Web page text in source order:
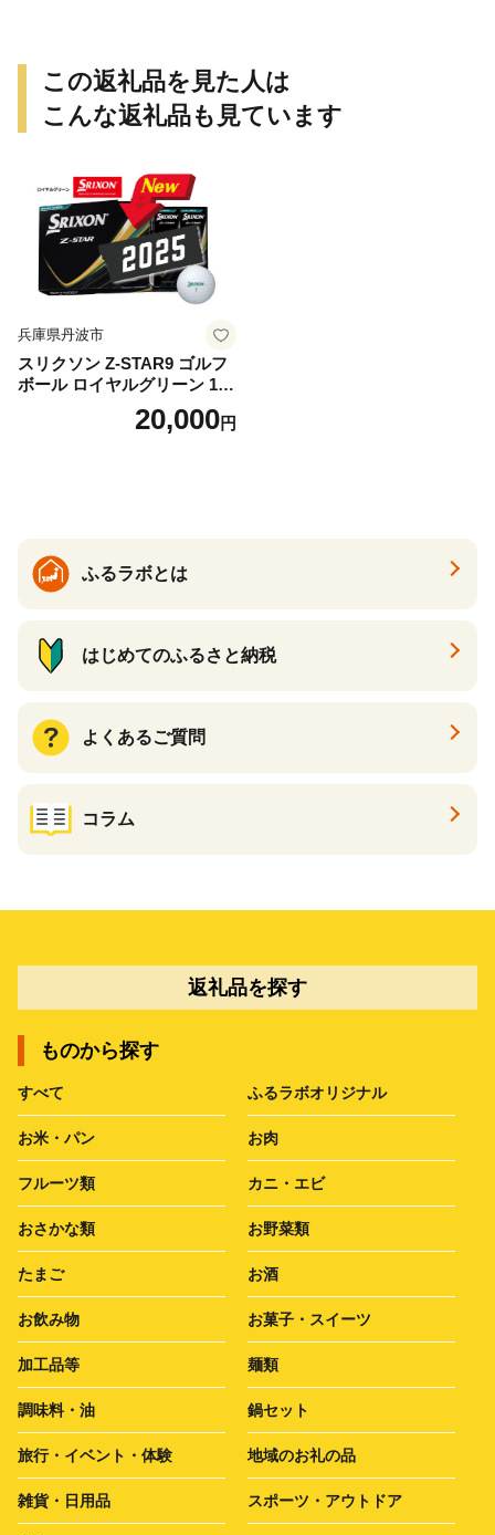
この返礼品を見た人は
こんな返礼品も見ています
兵庫県丹波市
スリクソン Z-STAR9 ゴルフ
ボール ロイヤルグリーン 1ダ
ース 12球 兵庫県丹波市 ふる
20,000円
ふるラボとは
はじめてのふるさと納税
よくあるご質問
コラム
返礼品を探す
ものから探す
すべて ふるラボオリジナル
お米・パン お肉
フルーツ類 カニ・エビ
おさかな類 お野菜類
たまご お酒
お飲み物 お菓子・スイーツ
加工品等 麺類
調味料・油 鍋セット
旅行・イベント・体験 地域のお礼の品
雑貨・日用品 スポーツ・アウトドア